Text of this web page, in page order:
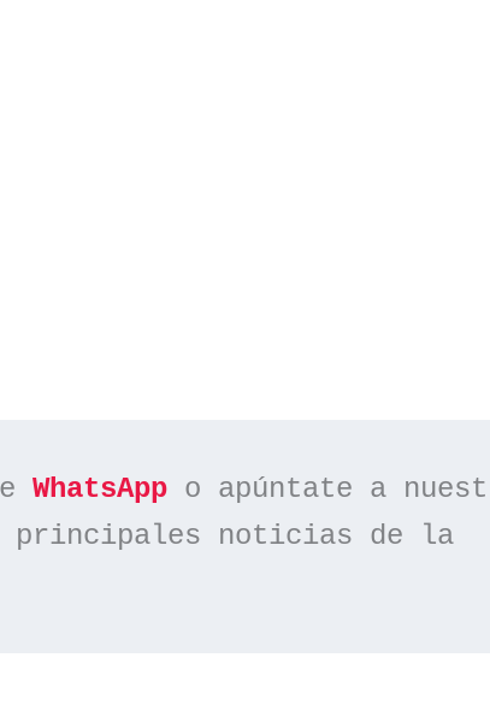
WhatsApp
noticias de la